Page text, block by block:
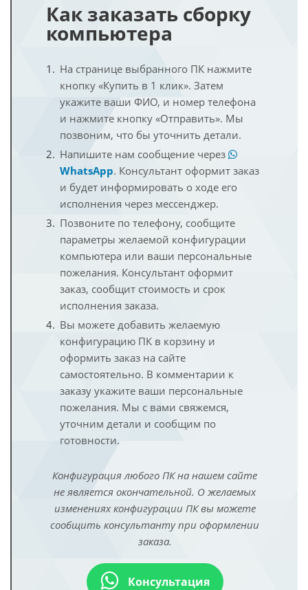
Как заказать сборку
компьютера
На странице выбранного ПК нажмите
кнопку «Купить в 1 клик». Затем
укажите ваши ФИО, и номер телефона
и нажмите кнопку «Отправить». Мы
позвоним, что бы уточнить детали.
Напишите нам сообщение через
WhatsApp. Консультант оформит заказ
и будет информировать о ходе его
исполнения через мессенджер.
Позвоните по телефону, сообщите
параметры желаемой конфигурации
компьютера или ваши персональные
пожелания. Консультант оформит
заказ, сообщит стоимость и срок
исполнения заказа.
Вы можете добавить желаемую
конфигурацию ПК в корзину и
оформить заказ на сайте
самостоятельно. В комментарии к
заказу укажите ваши персональные
пожелания. Мы с вами свяжемся,
уточним детали и сообщим по
готовности.
Конфигурация любого ПК на нашем сайте
не является окончательной. О желаемых
изменениях конфигурации ПК вы можете
сообщить консультанту при оформлении
заказа.
Консультация